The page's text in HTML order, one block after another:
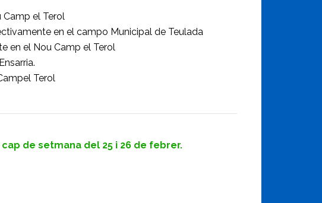
Camp el Terol
en el campo Municipal de Teulada
en el Nou Camp el Terol
Terol
de setmana del 25 i 26 de febrer.